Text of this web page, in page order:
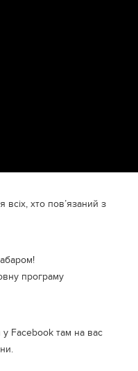
хто пов’язаний з
програму
у Facebook там на вас